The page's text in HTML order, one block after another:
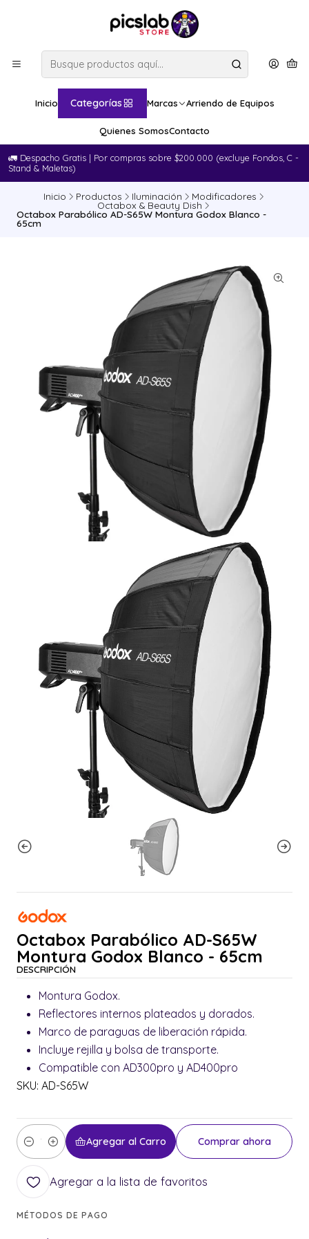
Inicio Categorías Marcas Arriendo de Equipos
Quienes SomosContacto
🚛​ Despacho Gratis | Por compras sobre $200.000 (excluye Fondos, C -
Stand & Maletas)
Inicio Productos Iluminación Modificadores
Octabox & Beauty Dish
Octabox Parabólico AD-S65W Montura Godox Blanco -
65cm
Octabox Parabólico AD-S65W
Montura Godox Blanco - 65cm
DESCRIPCIÓN
Montura Godox.
Reflectores internos plateados y dorados.
Marco de paraguas de liberación rápida.
Incluye rejilla y bolsa de transporte.
Compatible con AD300pro y AD400pro
SKU: AD-S65W
Cantidad
Agregar al Carro Comprar ahora
Agregar a la lista de favoritos
MÉTODOS DE PAGO